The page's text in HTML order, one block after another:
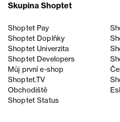
Skupina Shoptet
Shoptet Pay
Shoptet Doplňky
Shoptet Univerzita
Shoptet Developers
Můj první e-shop
Shoptet.TV
Obchodiště
Shoptet Status